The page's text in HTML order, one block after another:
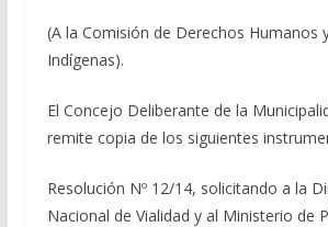
(A la Comisión de Derechos Humanos
Indígenas).
El Concejo Deliberante de la
remite copia de los siguientes
Resolución Nº 12/14, solicitando a la
Nacional de Vialidad y al Ministerio de